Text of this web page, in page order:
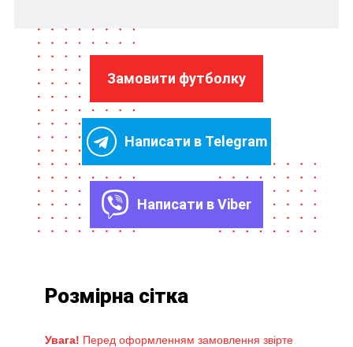
Замовити футболку
Написати в Telegram
Написати в Viber
Розмірна сітка
Увага! Перед оформленням замовлення звірте